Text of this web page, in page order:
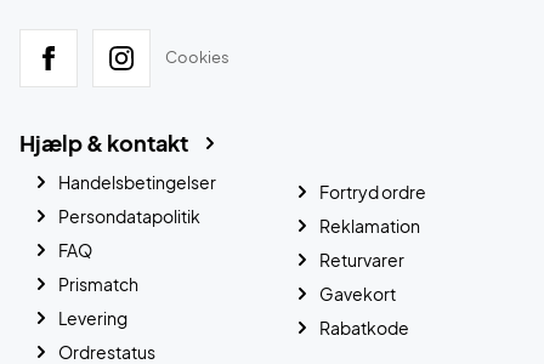
Cookies
Hjælp & kontakt
Handelsbetingelser
Persondatapolitik
FAQ
Prismatch
Levering
Ordrestatus
Fortryd ordre
Reklamation
Returvarer
Gavekort
Rabatkode